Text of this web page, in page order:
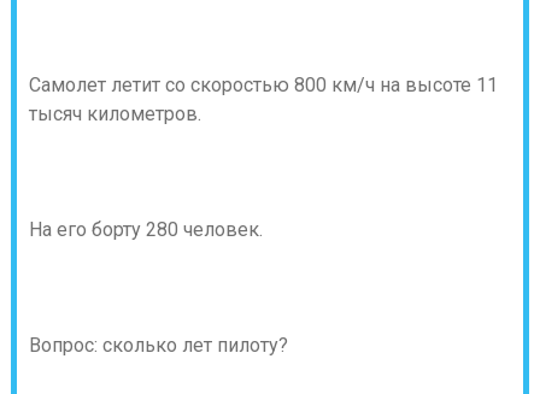
Самолет летит со скоростью 800 км/ч на высоте 11
тысяч километров.
На его борту 280 человек.
Вопрос: сколько лет пилоту?